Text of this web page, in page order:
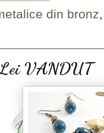
din bronz
VANDUT